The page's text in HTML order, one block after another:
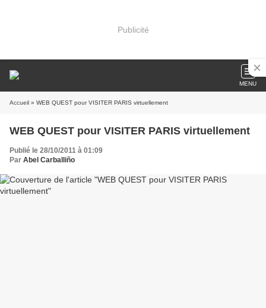
Publicité
MENU
Accueil » WEB QUEST pour VISITER PARIS virtuellement
WEB QUEST pour VISITER PARIS virtuellement
Publié le 28/10/2011 à 01:09
Par Abel Carballiño